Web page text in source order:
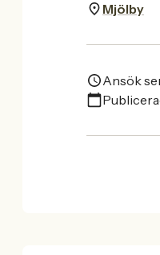
Mjölby
Ansök